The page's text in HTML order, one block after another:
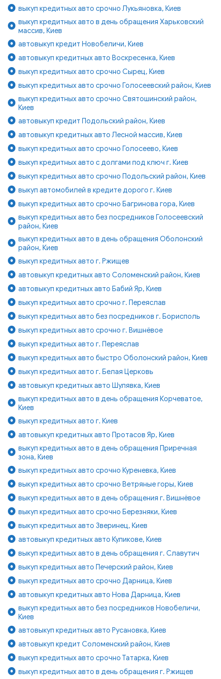
выкуп кредитных авто срочно Лукьяновка, Киев
выкуп кредитных авто в день обращения Харьковский
массив, Киев
автовыкуп кредит Новобеличи, Киев
автовыкуп кредитных авто Воскресенка, Киев
выкуп кредитных авто срочно Сырец, Киев
выкуп кредитных авто срочно Голосеевский район, Киев
выкуп кредитных авто срочно Святошинский район,
Киев
автовыкуп кредит Подольский район, Киев
автовыкуп кредитных авто Лесной массив, Киев
выкуп кредитных авто срочно Голосеево, Киев
выкуп кредитных авто с долгами под ключ г. Киев
выкуп кредитных авто срочно Подольский район, Киев
выкуп автомобилей в кредите дорого г. Киев
выкуп кредитных авто срочно Багринова гора, Киев
выкуп кредитных авто без посредников Голосеевский
район, Киев
выкуп кредитных авто в день обращения Оболонский
район, Киев
выкуп кредитных авто г. Ржищев
автовыкуп кредитных авто Соломенский район, Киев
автовыкуп кредитных авто Бабий Яр, Киев
выкуп кредитных авто срочно г. Переяслав
выкуп кредитных авто без посредников г. Борисполь
выкуп кредитных авто срочно г. Вишнёвое
выкуп кредитных авто г. Переяслав
выкуп кредитных авто быстро Оболонский район, Киев
выкуп кредитных авто г. Белая Церковь
автовыкуп кредитных авто Шулявка, Киев
выкуп кредитных авто в день обращения Корчеватое,
Киев
выкуп кредитных авто г. Киев
автовыкуп кредитных авто Протасов Яр, Киев
выкуп кредитных авто в день обращения Приречная
зона, Киев
выкуп кредитных авто срочно Куреневка, Киев
выкуп кредитных авто срочно Ветряные горы, Киев
выкуп кредитных авто в день обращения г. Вишнёвое
выкуп кредитных авто срочно Березняки, Киев
выкуп кредитных авто Зверинец, Киев
автовыкуп кредитных авто Куликове, Киев
выкуп кредитных авто в день обращения г. Славутич
выкуп кредитных авто Печерский район, Киев
выкуп кредитных авто срочно Дарница, Киев
автовыкуп кредитных авто Нова Дарница, Киев
выкуп кредитных авто без посредников Новобеличи,
Киев
автовыкуп кредитных авто Русановка, Киев
автовыкуп кредит Соломенский район, Киев
выкуп кредитных авто срочно Татарка, Киев
выкуп кредитных авто в день обращения г. Ржищев